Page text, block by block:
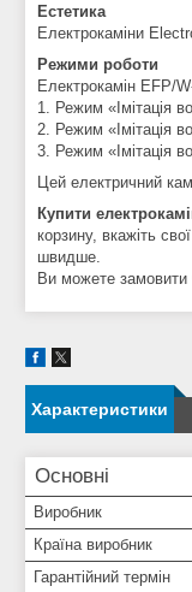
Естетика
Електрокаміни
Режими роботи
Електрокамін EFP/
1. Режим «Імітація
2. Режим «Імітація
3. Режим «Імітація
Цей електричний
Купити
корзину, вкажіть
швидше.
Ви можете замовити
Характеристики
Основні
Виробник
Країна виробник
Гарантійний термін